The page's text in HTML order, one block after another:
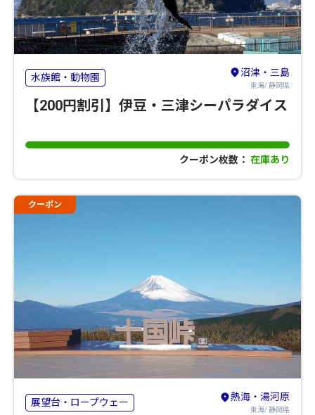
水族館・動物園 沼津・三島
東海/ 静岡県
【200円割引】伊豆・三津シーパラダイス
クーポン枚数： 在庫あり
クーポン
展望台・ロープウェー 熱海・湯河原
東海/ 静岡県